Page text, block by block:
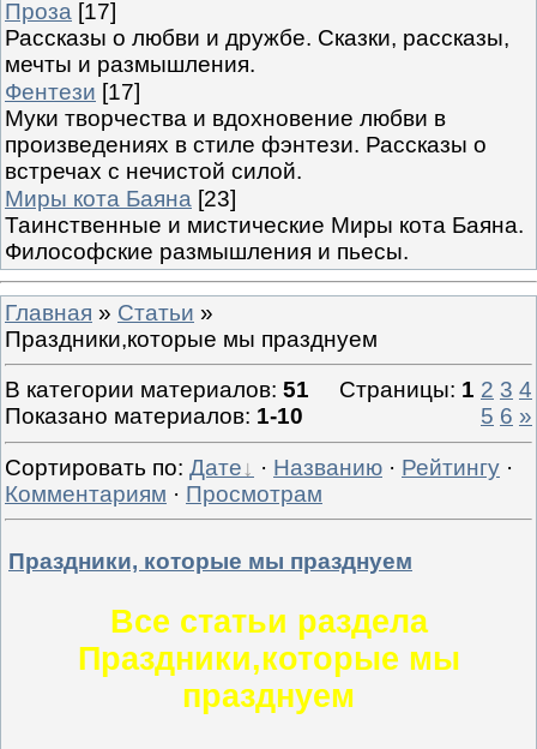
Проза [17]
Рассказы о любви и дружбе. Сказки, рассказы,
мечты и размышления.
Фентези [17]
Муки творчества и вдохновение любви в
произведениях в стиле фэнтези. Рассказы о
встречах с нечистой силой.
Миры кота Баяна [23]
Таинственные и мистические Миры кота Баяна.
Философские размышления и пьесы.
Главная » Статьи »
Праздники,которые мы празднуем
В категории материалов: 51
Показано материалов: 1-10
Страницы: 1 2 3 4
5 6 »
Сортировать по: Дате · Названию · Рейтингу ·
Комментариям · Просмотрам
Праздники, которые мы празднуем
Все статьи раздела
Праздники,которые мы
празднуем